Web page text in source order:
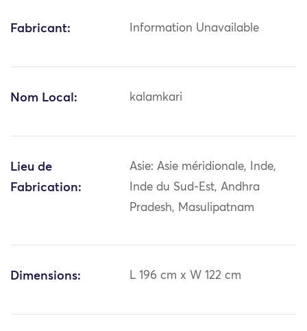
Fabricant: Information Unavailable
Nom Local: kalamkari
Lieu de
Fabrication:
Asie: Asie méridionale, Inde,
Inde du Sud-Est, Andhra
Pradesh, Masulipatnam
Dimensions: L 196 cm x W 122 cm